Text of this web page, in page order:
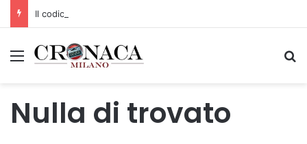
Menu
Nulla di trovato